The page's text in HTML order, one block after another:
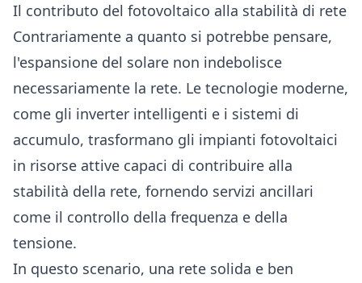
Il contributo del fotovoltaico alla stabilità di rete
Contrariamente a quanto si potrebbe pensare,
l'espansione del solare non indebolisce
necessariamente la rete. Le tecnologie moderne,
come gli inverter intelligenti e i sistemi di
accumulo, trasformano gli impianti fotovoltaici
in risorse attive capaci di contribuire alla
stabilità della rete, fornendo servizi ancillari
come il controllo della frequenza e della
tensione.
In questo scenario, una rete solida e ben